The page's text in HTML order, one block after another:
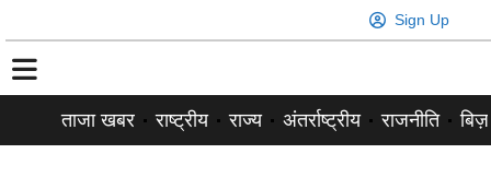
Sign Up
ताजा खबर राष्ट्रीय राज्य अंतर्राष्ट्रीय राजनीति